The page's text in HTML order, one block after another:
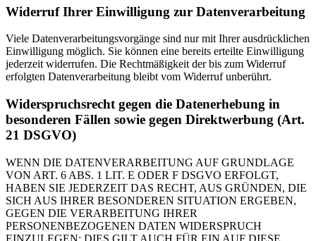
Widerruf Ihrer Einwilligung zur Datenverarbeitung
Viele Datenverarbeitungsvorgänge sind nur mit Ihrer ausdrücklichen
Einwilligung möglich. Sie können eine bereits erteilte Einwilligung
jederzeit widerrufen. Die Rechtmäßigkeit der bis zum Widerruf
erfolgten Datenverarbeitung bleibt vom Widerruf unberührt.
Widerspruchsrecht gegen die Datenerhebung in
besonderen Fällen sowie gegen Direktwerbung (Art.
21 DSGVO)
WENN DIE DATENVERARBEITUNG AUF GRUNDLAGE
VON ART. 6 ABS. 1 LIT. E ODER F DSGVO ERFOLGT,
HABEN SIE JEDERZEIT DAS RECHT, AUS GRÜNDEN, DIE
SICH AUS IHRER BESONDEREN SITUATION ERGEBEN,
GEGEN DIE VERARBEITUNG IHRER
PERSONENBEZOGENEN DATEN WIDERSPRUCH
EINZULEGEN; DIES GILT AUCH FÜR EIN AUF DIESE